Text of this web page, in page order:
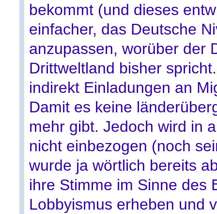
bekommt (und dieses
einfacher, das Deutsche
anzupassen, worüber der
Drittweltland bisher
indirekt Einladungen an
Damit es keine
mehr gibt. Jedoch wird in
nicht einbezogen (noch
wurde ja wörtlich bereits
ihre Stimme im Sinne des
Lobbyismus erheben und